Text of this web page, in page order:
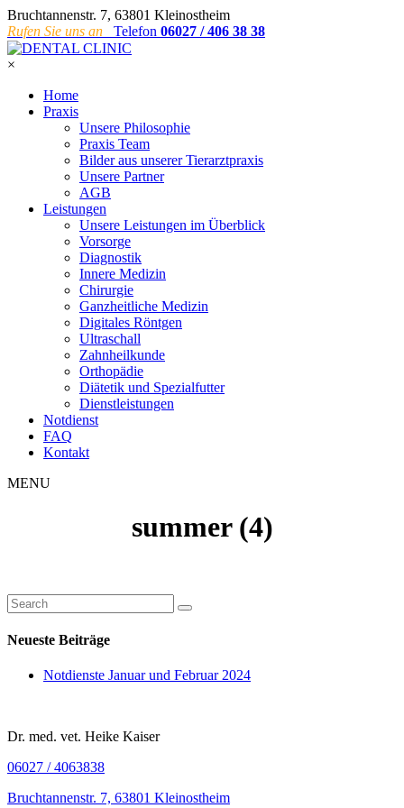
Bruchtannenstr. 7, 63801 Kleinostheim
Rufen Sie uns an
Telefon 06027 / 406 38 38
×
Home
Praxis
Unsere Philosophie
Praxis Team
Bilder aus unserer Tierarztpraxis
Unsere Partner
AGB
Leistungen
Unsere Leistungen im Überblick
Vorsorge
Diagnostik
Innere Medizin
Chirurgie
Ganzheitliche Medizin
Digitales Röntgen
Ultraschall
Zahnheilkunde
Orthopädie
Diätetik und Spezialfutter
Dienstleistungen
Notdienst
FAQ
Kontakt
MENU
summer (4)
Neueste Beiträge
Notdienste Januar und Februar 2024
Dr. med. vet. Heike Kaiser
06027 / 4063838
Bruchtannenstr. 7, 63801 Kleinostheim